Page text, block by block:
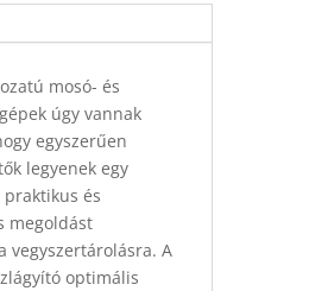
mosó- és
úgy vannak
egyszerűen
legyenek egy
és
megoldást
vegyszertárolásra. A
optimális